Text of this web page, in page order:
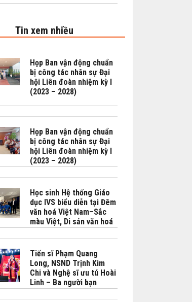
Tin xem nhiều
Họp Ban vận động chuẩn
bị công tác nhân sự Đại
hội Liên đoàn nhiệm kỳ I
(2023 – 2028)
Họp Ban vận động chuẩn
bị công tác nhân sự Đại
hội Liên đoàn nhiệm kỳ I
(2023 – 2028)
Học sinh Hệ thống Giáo
dục IVS biểu diễn tại Đêm
văn hoá Việt Nam–Sắc
màu Việt, Di sản văn hoá
là động lực cho hoà bình,
tự cường và phát triển
bền vững do Bộ No Bộ
Ngoại giao Việt Nam -
Phái đoàn Việt Nam bên
cạnh UNESCO phối hợp tổ
chức tại Paris
Tiến sĩ Phạm Quang
Long, NSND Trịnh Kim
Chi và Nghệ sĩ ưu tú Hoài
Linh – Ba người bạn
chung đam mê phát triển